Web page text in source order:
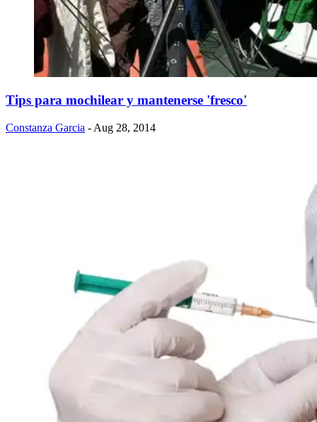
Tips para mochilear y mantenerse 'fresco'
Constanza Garcia - Aug 28, 2014